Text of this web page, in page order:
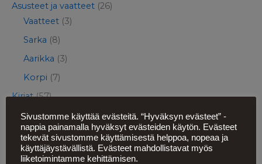
Asusteet ja vaatteet (26)
Vaatteet (3)
Sarka (8)
Aarikka (3)
Korpi (7)
Kirjat(57)
Lastenkirjat(7)
Lupaus-korusarja(8)
Elintarvikkeet(5)
Sivustomme käyttää evästeitä. “Hyväksyn evästeet” -
nappia painamalla hyväksyt evästeiden käytön. Evästeet
tekevät sivustomme käyttämisestä helppoa, nopeaa ja
käyttäjäystävällistä. Evästeet mahdollistavat myös
liiketoimintamme kehittämisen.